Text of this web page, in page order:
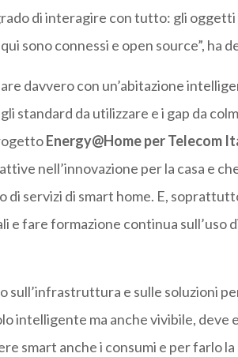
di interagire con tutto: gli oggetti
sono connessi e open source”, ha
davvero con un’abitazione
standard da utilizzare e i gap da
Energy@Home per Telecom
nell’innovazione per la casa e
servizi di smart home. E,
e fare formazione continua sull’uso
sull’infrastruttura e sulle soluzioni
intelligente ma anche vivibile,
smart anche i consumi e per farlo